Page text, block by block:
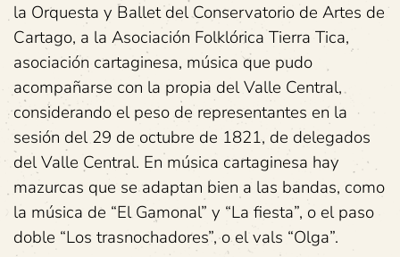
la Orquesta y Ballet del Conservatorio de Artes de
Cartago, a la Asociación Folklórica Tierra Tica,
asociación cartaginesa, música que pudo
acompañarse con la propia del Valle Central,
considerando el peso de representantes en la
sesión del 29 de octubre de 1821, de delegados
del Valle Central. En música cartaginesa hay
mazurcas que se adaptan bien a las bandas, como
la música de “El Gamonal” y “La fiesta”, o el paso
doble “Los trasnochadores”, o el vals “Olga”.